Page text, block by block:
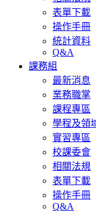
表單下載
操作手冊
統計資料
Q&A
課務組
最新消息
業務職掌
課程專區
學程及領
實習專區
校課委會
相關法規
表單下載
操作手冊
Q&A